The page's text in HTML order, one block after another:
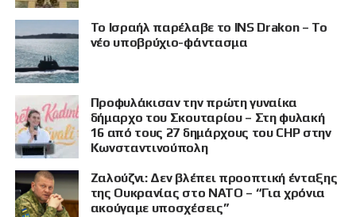
Το Ισραήλ παρέλαβε το INS Drakon – Το
νέο υποβρύχιο-φάντασμα
Προφυλάκισαν την πρώτη γυναίκα
δήμαρχο του Σκουταρίου – Στη φυλακή
16 από τους 27 δημάρχους του CHP στην
Κωνσταντινούπολη
Ζαλούζνι: Δεν βλέπει προοπτική ένταξης
της Ουκρανίας στο ΝΑΤΟ – “Για χρόνια
ακούγαμε υποσχέσεις”